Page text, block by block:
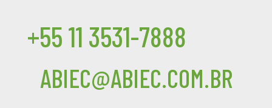
+55 11 3531-7888
ABIEC@ABIEC.COM.BR